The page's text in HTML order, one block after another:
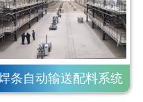
条自动输送配料系统